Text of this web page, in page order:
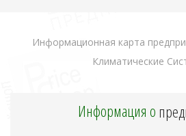
Информационная карта
Климатические
Информация о